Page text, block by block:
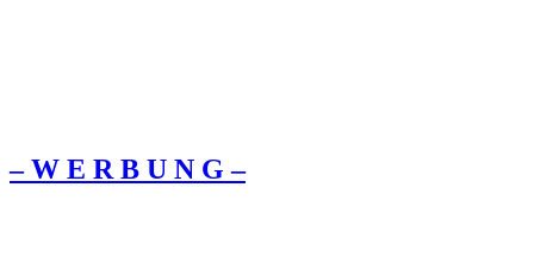
– W Ε R Β U Ν G –